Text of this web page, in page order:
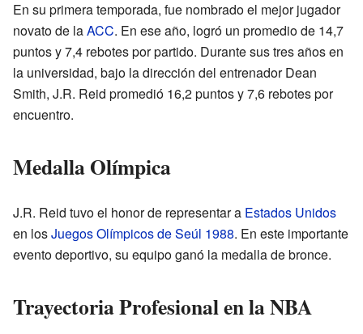
En su primera temporada, fue nombrado el mejor jugador
novato de laACC. En ese año, logró un promedio de 14,7
puntos y 7,4 rebotes por partido. Durante sus tres años en
la universidad, bajo la dirección del entrenador Dean
Smith, J.R. Reid promedió 16,2 puntos y 7,6 rebotes por
encuentro.
Medalla Olímpica
J.R. Reid tuvo el honor de representar a Estados Unidos
en losJuegos Olímpicos de Seúl 1988. En este importante
evento deportivo, su equipo ganó la medalla de bronce.
Trayectoria Profesional en la NBA